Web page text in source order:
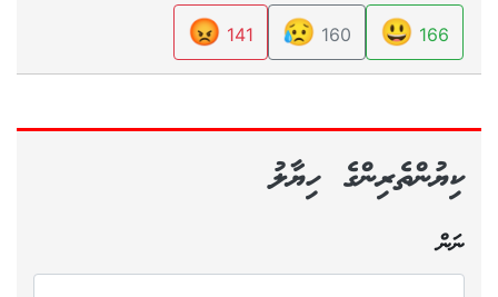
166
😃
160
😥
141
😡
ކިޔުންތެރިންގެ ހިޔާލު
ނަން